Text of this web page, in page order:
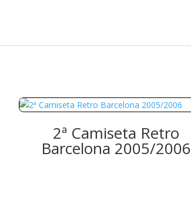
2ª Camiseta Retro
Barcelona 2005/2006